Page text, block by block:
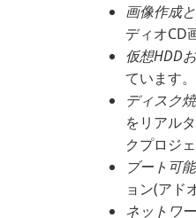
画像作成
ディオCD
仮想HDD
ています
ディスク
をリアル
クプロジ
ブート可
ョン(アド
ネットワ